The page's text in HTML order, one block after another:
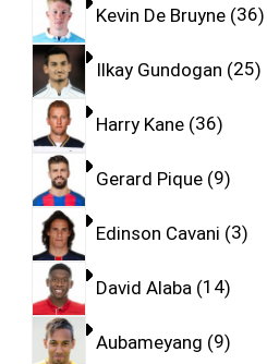
Kevin De Bruyne 36
Ilkay Gundogan 25
Harry Kane 36
Gerard Pique 9
Edinson Cavani 3
David Alaba 14
Aubameyang 9